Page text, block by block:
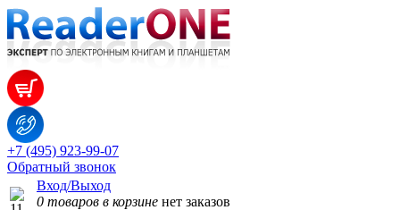
+7 (495) 923-99-07
Обратный звонок
Вход/Выход
0 товаров в корзине нет заказов